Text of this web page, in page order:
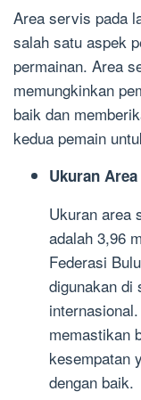
Area servis pada
salah satu aspek
permainan. Area
memungkinkan
baik dan
kedua pemain
Ukuran
Ukuran area
adalah 3,96
Federasi
digunakan di
memastikan
kesempatan
dengan baik.